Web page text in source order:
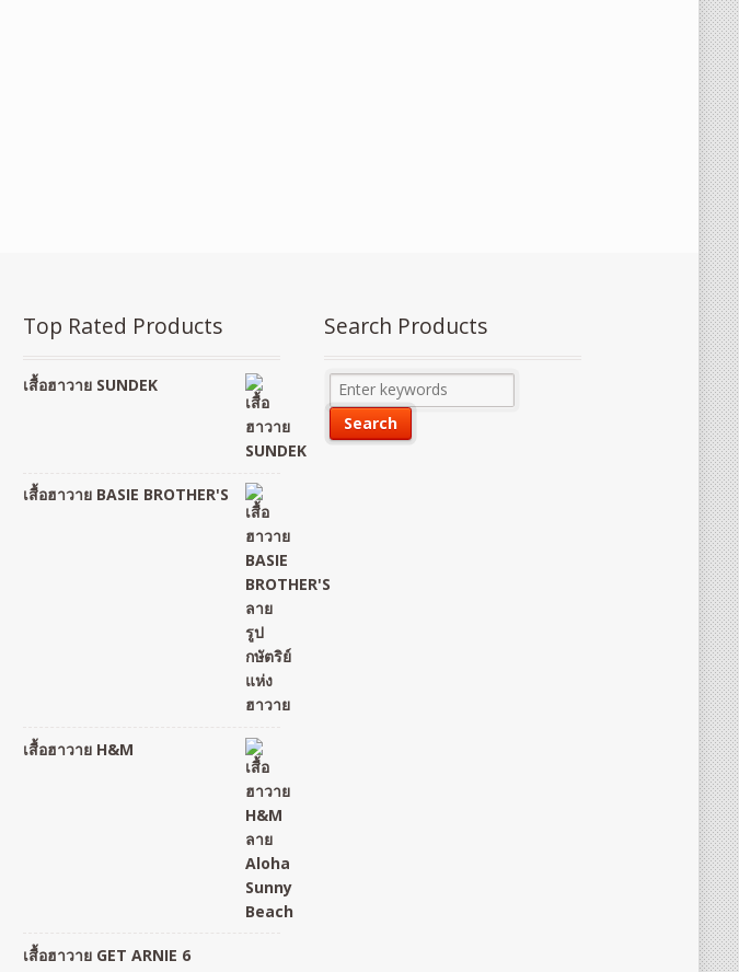
Top Rated Products
เสื้อฮาวาย SUNDEK
เสื้อฮาวาย BASIE BROTHER'S
เสื้อฮาวาย H&M
เสื้อฮาวาย GET ARNIE 6
Search Products